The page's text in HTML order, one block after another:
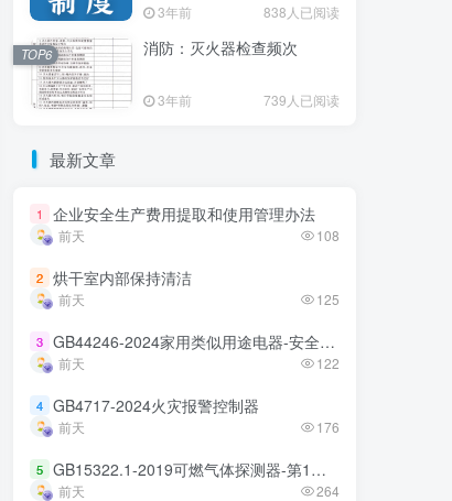
3年前 838人已阅读
消防：灭火器检查频次
3年前 739人已阅读
TOP6
最新文章
1 企业安全生产费用提取和使用管理办法
前天 108
2 烘干室内部保持清洁
前天 125
3 GB44246-2024家用类似用途电器-安全技术规范
前天 122
4 GB4717-2024火灾报警控制器
前天 176
5 GB15322.1-2019可燃气体探测器-第1部分
前天 264
3年前 838人已阅读
消防：灭火器检查频次
3年前 739人已阅读
TOP6
最新文章
1 企业安全生产费用提取和使用管理办法
前天 108
2 烘干室内部保持清洁
前天 125
3 GB44246-2024家用类似用途电器-安全技术规范
前天 122
4 GB4717-2024火灾报警控制器
前天 176
5 GB15322.1-2019可燃气体探测器-第1部分
前天 264